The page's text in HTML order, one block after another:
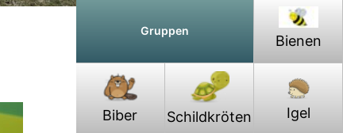
Gruppen
Bienen
Biber Schildkröten Igel